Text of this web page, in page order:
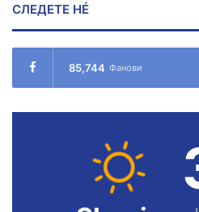
СЛЕДЕТЕ НÉ
85,744 Фанови